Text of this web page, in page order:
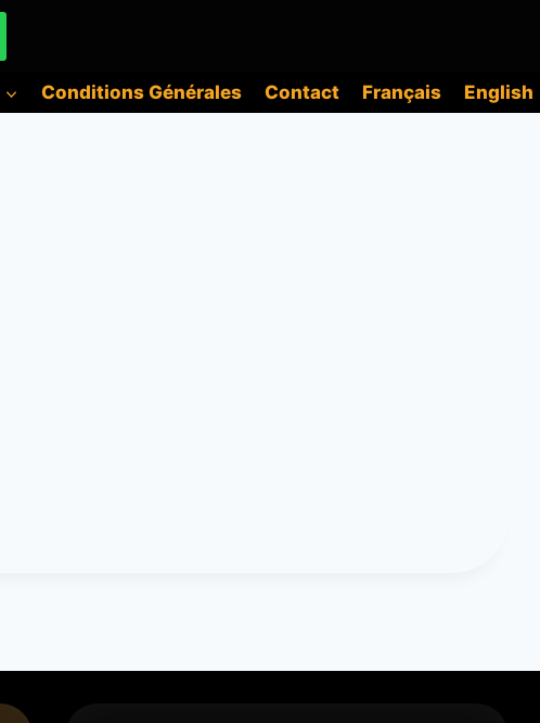
Conditions Générales Contact Français English